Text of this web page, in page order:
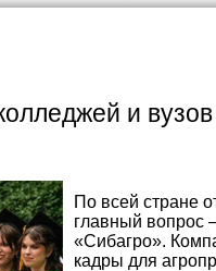
и
По всей стране
главный вопрос
«Сибагро».
кадры для